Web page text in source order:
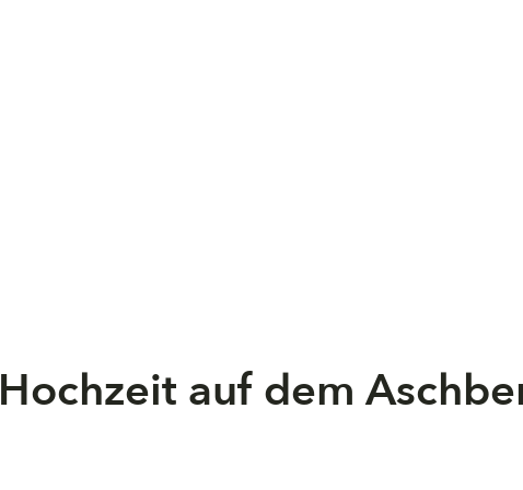
Hochzeit auf dem